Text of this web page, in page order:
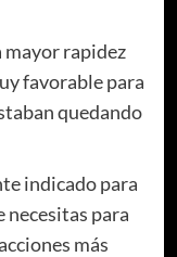
mayor rapidez
favorable para
quedando
indicado para
necesitas para
más